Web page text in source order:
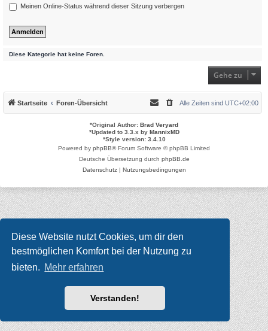
Diese Website nutzt Cookies, um dir den
bestmöglichen Komfort bei der Nutzung zu
bieten. Mehr erfahren
Verstanden!
Meinen Online-Status während dieser Sitzung verbergen
Diese Kategorie hat keine Foren.
Gehe zu
Startseite Foren-Übersicht Alle Zeiten sind UTC+02:00
*Original Author: Brad Veryard
*Updated to 3.3.x by MannixMD
*Style version: 3.4.10
Powered by phpBB® Forum Software © phpBB Limited
Deutsche Übersetzung durch phpBB.de
Datenschutz| Nutzungsbedingungen